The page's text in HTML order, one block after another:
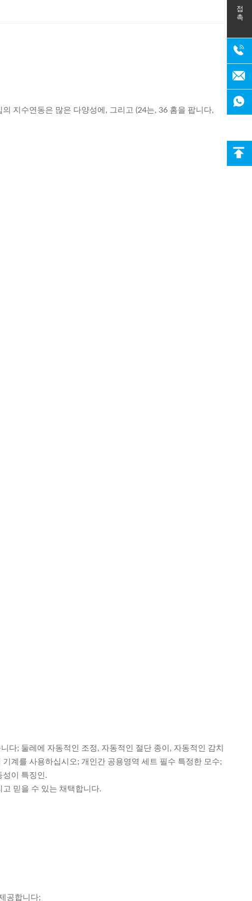
접촉
지수연동은 많은 다양성에, 그리고 (24는, 36 홈을 팝니다,
다; 둘레에 자동적인 조정, 자동적인 절단 종이, 자동적인 감치
계를 사용하십시오; 개인간 공용영역 세트 필수 특정한 모수;
성이 특징인.
믿을 수 있는 채택합니다.
공합니다;